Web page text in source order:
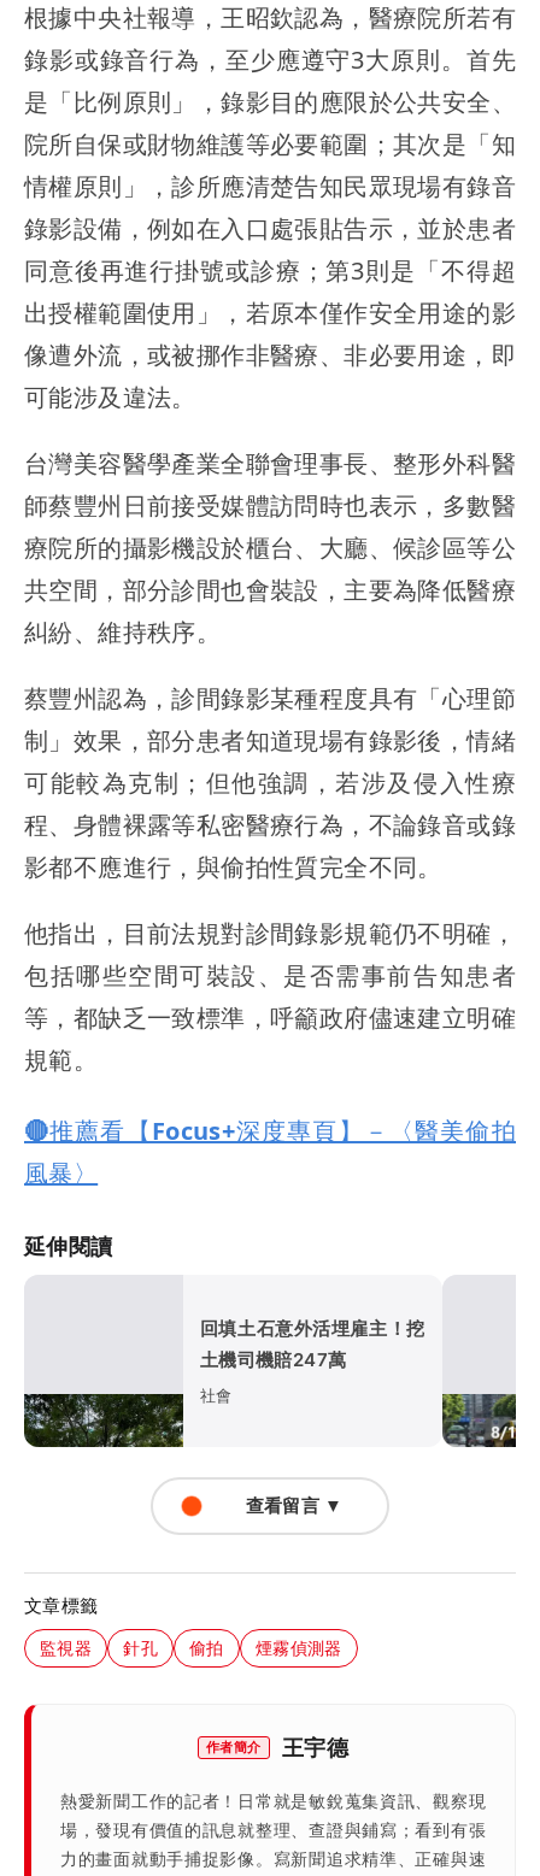
根據中央社報導，王昭欽認為，醫療院所若有
錄影或錄音行為，至少應遵守3大原則。首先
是 「比例原則」
，錄影目的應限於公共安全、
院所自保或財物維護等必要範圍；其次是 「知
情權原則」
，診所應清楚告知民眾現場有錄音
錄影設備，例如在入口處張貼告示，並於患者
同意後再進行掛號或診療；第3則是 「不得超
出授權範圍使用」
，若原本僅作安全用途的影
像遭外流，或被挪作非醫療、非必要用途，即
可能涉及違法。
台灣美容醫學產業全聯會理事長、整形外科醫
師蔡豐州日前接受媒體訪問時也表示，多數醫
療院所的攝影機設於櫃台、大廳、候診區等公
共空間，部分診間也會裝設，主要為降低醫療
糾紛、維持秩序。
蔡豐州認為，診間錄影某種程度具有「心理節
制」效果，部分患者知道現場有錄影後，情緒
可能較為克制；但他強調，若涉及侵入性療
程、身體裸露等私密醫療行為，不論錄音或錄
影都不應進行，與偷拍性質完全不同。
他指出，目前法規對診間錄影規範仍不明確，
包括哪些空間可裝設、是否需事前告知患者
等，都缺乏一致標準，呼籲政府儘速建立明確
規範。
🔴推薦看【Focus+深度專頁】－〈醫美偷拍
風暴〉
延伸閱讀
回填土石意外活埋雇主！挖
土機司機賠247萬
社會
查看留言 ▼
文章標籤
監視器 針孔 偷拍 煙霧偵測器
作者簡介 王宇德
熱愛新聞工作的記者！日常就是敏銳蒐集資訊、觀察現
場，發現有價值的訊息就整理、查證與鋪寫；看到有張
力的畫面就動手捕捉影像。寫新聞追求精準、正確與速